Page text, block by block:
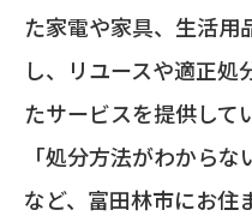
た家電や家具、生活用
し、リユースや適正処
たサービスを提供して
「処分方法がわからな
など、富田林市にお住